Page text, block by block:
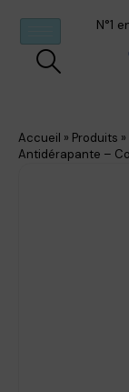
N°1
Accueil » Produits »
Antidérapante –